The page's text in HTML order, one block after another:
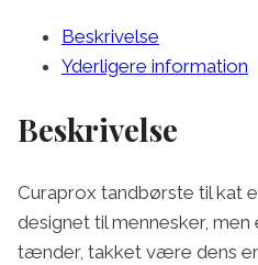
Beskrivelse
Yderligere information
Beskrivelse
Curaprox tandbørste til kat
designet til mennesker,
tænder, takket være dens